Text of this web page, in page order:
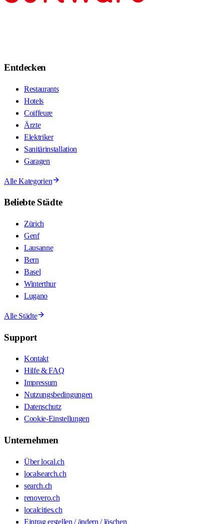
Entdecken
Restaurants
Hotels
Coiffeure
Ärzte
Elektriker
Sanitärinstallation
Garagen
Alle Kategorien
Beliebte Städte
Zürich
Genf
Lausanne
Bern
Basel
Winterthur
Lugano
Alle Städte
Support
Kontakt
Hilfe & FAQ
Impressum
Nutzungsbedingungen
Datenschutz
Cookie-Einstellungen
Unternehmen
Über local.ch
localsearch.ch
search.ch
renovero.ch
localcities.ch
Eintrag erstellen / ändern / löschen